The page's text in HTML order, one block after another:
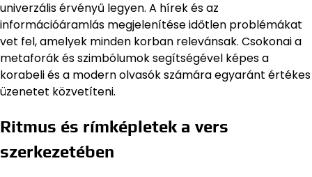
univerzális érvényű legyen. A hírek és az
információáramlás megjelenítése időtlen problémákat
vet fel, amelyek minden korban relevánsak. Csokonai a
metaforák és szimbólumok segítségével képes a
korabeli és a modern olvasók számára egyaránt értékes
üzenetet közvetíteni.
Ritmus és rímképletek a vers
szerkezetében